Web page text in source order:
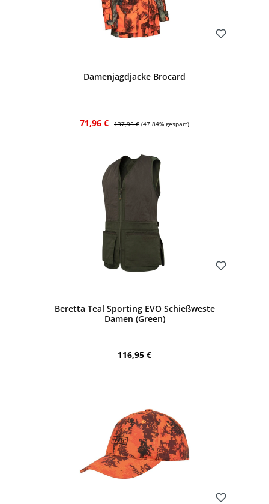
Damenjagdjacke Brocard
Verkaufspreis:
71,96 € Regulärer Preis:
137,95 € (47.84% gespart)
Beretta Teal Sporting EVO Schießweste
Damen (Green)
Regulärer Preis:
116,95 €